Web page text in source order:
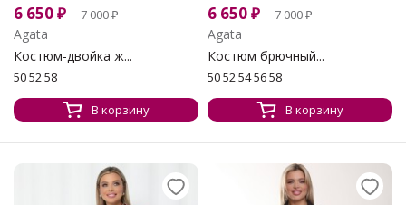
6 650₽ 7 000₽
Agata
Костюм-двойка ж...
50 52 58
В корзину
6 650₽ 7 000₽
Agata
Костюм брючный...
50 52 54 56 58
В корзину